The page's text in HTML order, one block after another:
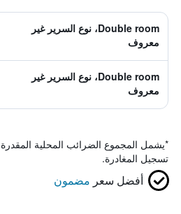
Double room، نوع السرير غير
معروف
Double room، نوع السرير غير
معروف
*يشمل المجموع الضرائب المحلية
تسجيل المغادرة.
أفضل سعر مضمون